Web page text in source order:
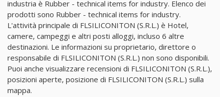
industria è Rubber - technical items for industry. Elenco dei
prodotti sono Rubber - technical items for industry.
L'attività principale di FLSILICONITON (S.R.L.) è Hotel,
camere, campeggi e altri posti alloggi, incluso 6 altre
destinazioni. Le informazioni su proprietario, direttore o
responsabile di FLSILICONITON (S.R.L.) non sono disponibili.
Puoi anche visualizzare recensioni di FLSILICONITON (S.R.L.),
posizioni aperte, posizione di FLSILICONITON (S.R.L.) sulla
mappa.